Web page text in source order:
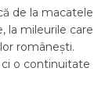
de la macatele
la mileurile care
românești.
o continuitate